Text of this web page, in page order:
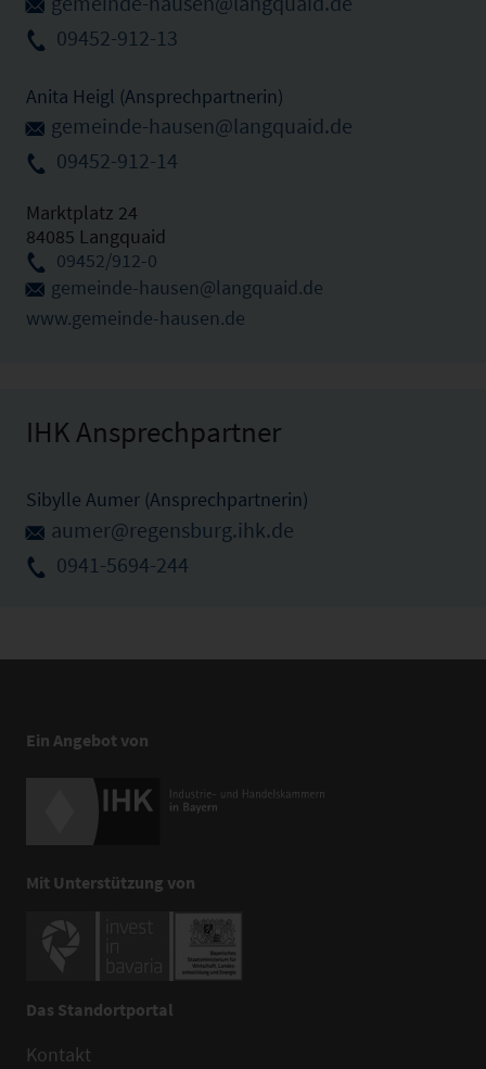
09452-912-13
Anita Heigl (Ansprechpartnerin)
gemeinde-hausen@langquaid.de
09452-912-14
Marktplatz 24
84085 Langquaid
09452/912-0
gemeinde-hausen@langquaid.de
www.gemeinde-hausen.de
IHK Ansprechpartner
Sibylle Aumer (Ansprechpartnerin)
aumer@regensburg.ihk.de
0941-5694-244
Ein Angebot von
Mit Unterstützung von
Das Standortportal
Kontakt